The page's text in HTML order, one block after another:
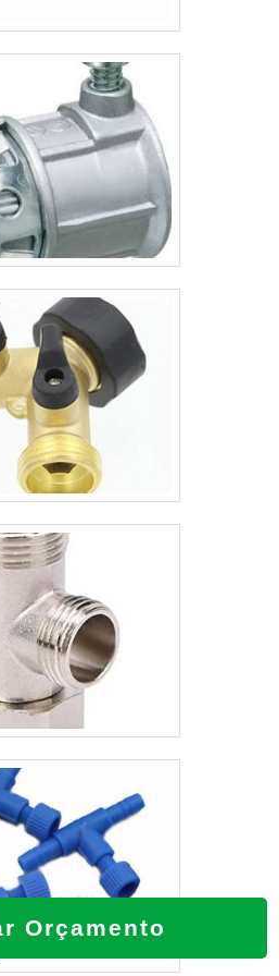
de pagamento
autorizada das
capaz de suprir
de todos os
DE QUALIDADE
na Valfluid
tem o que há de
amônia. Sempre
retenção e cotovelo
ao fato de ser
e
seus serviços,
por focar suas
tendo escritório
são realizadas as
em localização
Mineiro.Todos
a uma equipe
associados
garantem o
de ponta a ponta.
Orçamento